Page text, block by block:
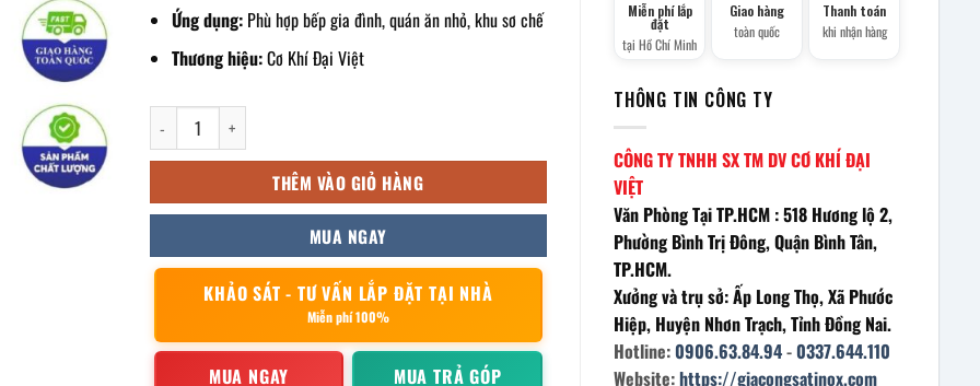
Ứng dụng: Phù hợp bếp gia đình, quán ăn nhỏ, khu sơ chế
Thương hiệu:Cơ Khí Đại Việt
ống đũa inox GC02 số lượng
THÊM VÀO GIỎ HÀNG
MUA NGAY
KHẢO SÁT - TƯ VẤN LẮP ĐẶT TẠI NHÀ
Miễn phí 100%
MUA NGAY MUA TRẢ GÓP
Miễn phí lắp
đặt
tại Hồ Chí Minh
Giao hàng
toàn quốc
Thanh toán
khi nhận hàng
THÔNG TIN CÔNG TY
CÔNG TY TNHH SX TM DV CƠ KHÍ ĐẠI
VIỆT
Văn Phòng Tại TP.HCM : 518 Hương lộ 2,
Phường Bình Trị Đông, Quận Bình Tân,
TP.HCM.
Xưởng và trụ sở: Ấp Long Thọ, Xã Phước
Hiệp, Huyện Nhơn Trạch, Tỉnh Đồng Nai.
Hotline:0906.63.84.94-0337.644.110
Website:https://giacongsatinox.com